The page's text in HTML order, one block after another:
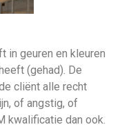
in geuren en kleuren
(gehad). De
cliënt alle recht
of angstig, of
kwalificatie dan ook.